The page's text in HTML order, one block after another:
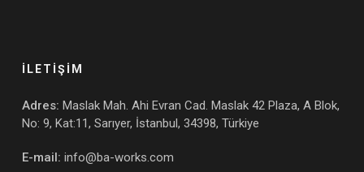
İLETİŞİM
Adres: Maslak Mah. Ahi Evran Cad. Maslak 42 Plaza, A Blok,
No: 9, Kat:11, Sarıyer, İstanbul, 34398, Türkiye
E-mail: info@ba-works.com